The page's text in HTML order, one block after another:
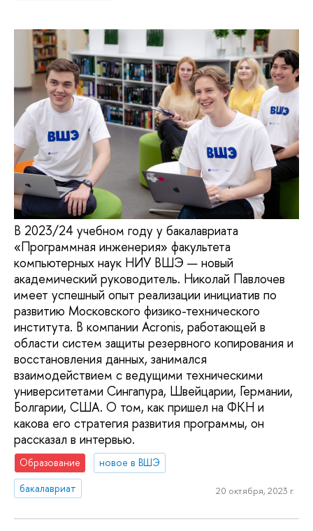
В 2023/24 учебном году у бакалавриата
«Программная инженерия» факультета
компьютерных наук НИУ ВШЭ — новый
академический руководитель. Николай Павлочев
имеет успешный опыт реализации инициатив по
развитию Московского физико-технического
института. В компании Acronis, работающей в
области систем защиты резервного копирования и
восстановления данных, занимался
взаимодействием с ведущими техническими
университетами Сингапура, Швейцарии, Германии,
Болгарии, США. О том, как пришел на ФКН и
какова его стратегия развития программы, он
рассказал в интервью.
Образование
новое в ВШЭ
бакалавриат
20 октября, 2023 г.